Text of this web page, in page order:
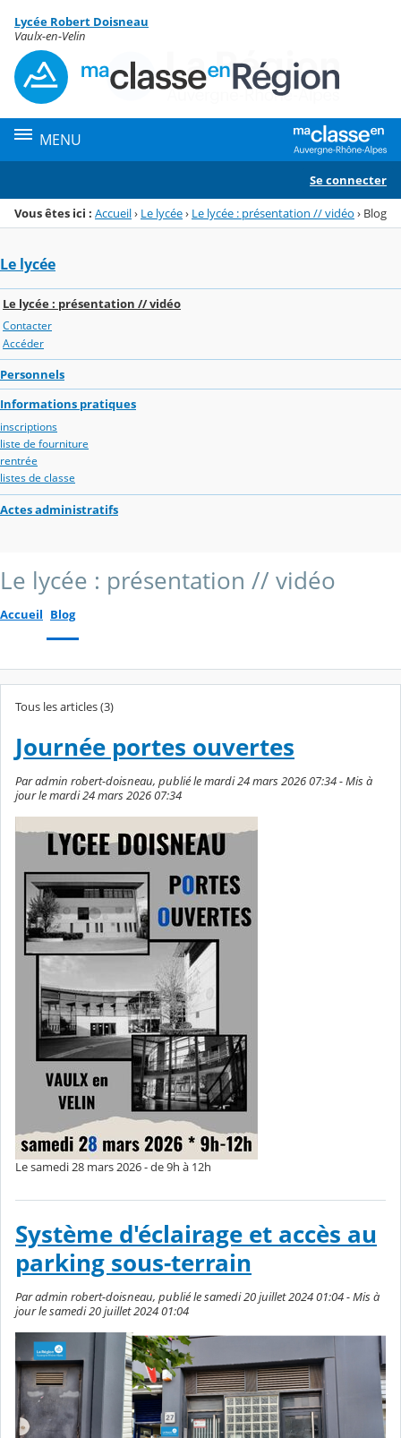
Menu de la rubrique
Contenu
Lycée Robert Doisneau
Vaulx-en-Velin
MENU
Se connecter
Vous êtes ici : Accueil› Le lycée› Le lycée : présentation // vidéo › Blog
Le lycée
Le lycée : présentation // vidéo
Contacter
Accéder
Personnels
Informations pratiques
inscriptions
liste de fourniture
rentrée
listes de classe
Actes administratifs
Le lycée : présentation // vidéo
Accueil Blog
Tous les articles (3)
Journée portes ouvertes
Par admin robert-doisneau, publié le mardi 24 mars 2026 07:34 - Mis à
jour le mardi 24 mars 2026 07:34
Le samedi 28 mars 2026 - de 9h à 12h
Système d'éclairage et accès au
parking sous-terrain
Par admin robert-doisneau, publié le samedi 20 juillet 2024 01:04 - Mis à
jour le samedi 20 juillet 2024 01:04